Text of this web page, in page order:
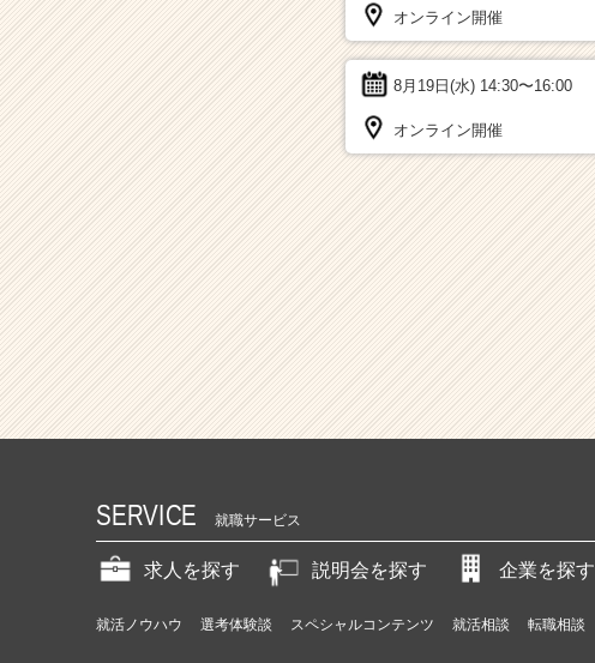
オンライン開催
8月19日(水) 14:30〜16:00
オンライン開催
SERVICE 就職サービス
求人を探す 説明会を探す 企業を探す
就活ノウハウ 選考体験談 スペシャルコンテンツ 就活相談 転職相談